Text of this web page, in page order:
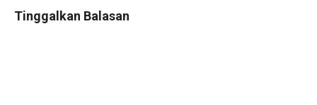
Tinggalkan Balasan